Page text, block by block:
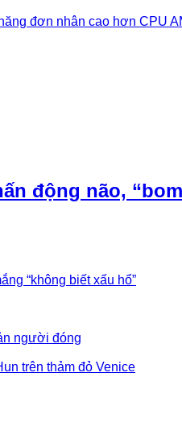
đơn nhân cao hơn CPU
động não,
“không biết xấu hổ”
người đóng
trên thảm đỏ Venice